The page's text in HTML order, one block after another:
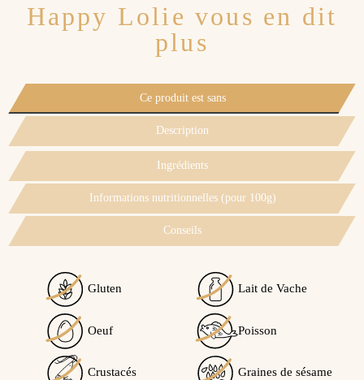
Happy Lolie vous en dit
plus
Ce produit est sans
Description
Ingrédients
Informations nutritionnelles (pour 100g)
Conseils
Gluten Lait de Vache
Oeuf Poisson
Crustacés Graines de sésame